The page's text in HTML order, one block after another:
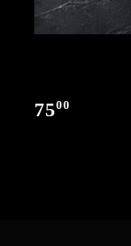
7500